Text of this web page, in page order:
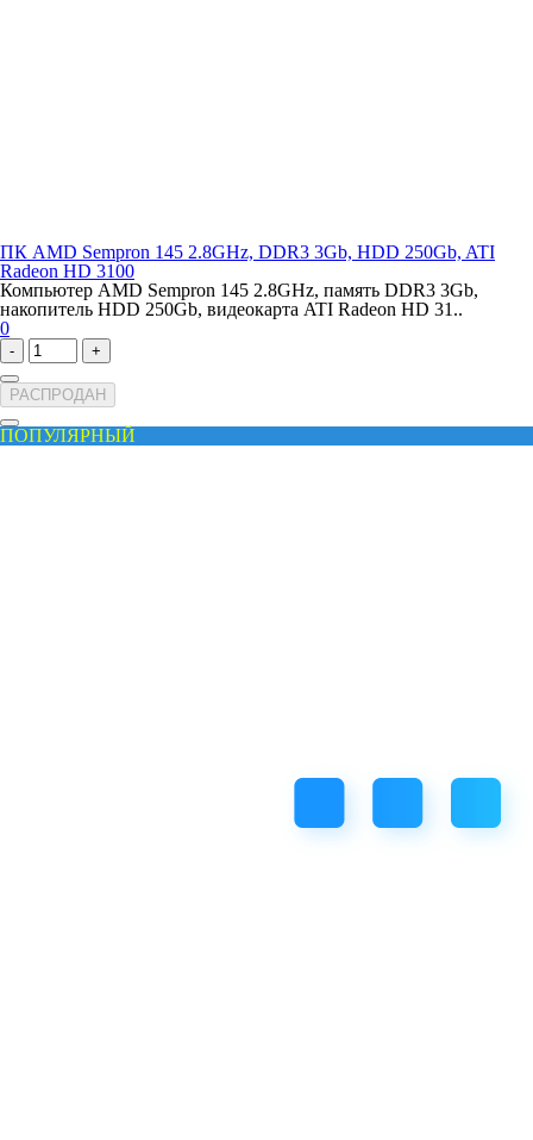
ПК AMD Sempron 145 2.8GHz, DDR3 3Gb, HDD 250Gb, ATI
Radeon HD 3100
Компьютер AMD Sempron 145 2.8GHz, память DDR3 3Gb,
накопитель HDD 250Gb, видеокарта ATI Radeon HD 31..
0
- +
РАСПРОДАН
ПОПУЛЯРНЫЙ